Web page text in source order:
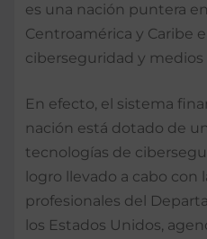
es una nación puntera
Centroamérica y Caribe
ciberseguridad y medios
En efecto, el sistema
nación está dotado de
tecnologías de
logro llevado a cabo con
profesionales del
los Estados Unidos,